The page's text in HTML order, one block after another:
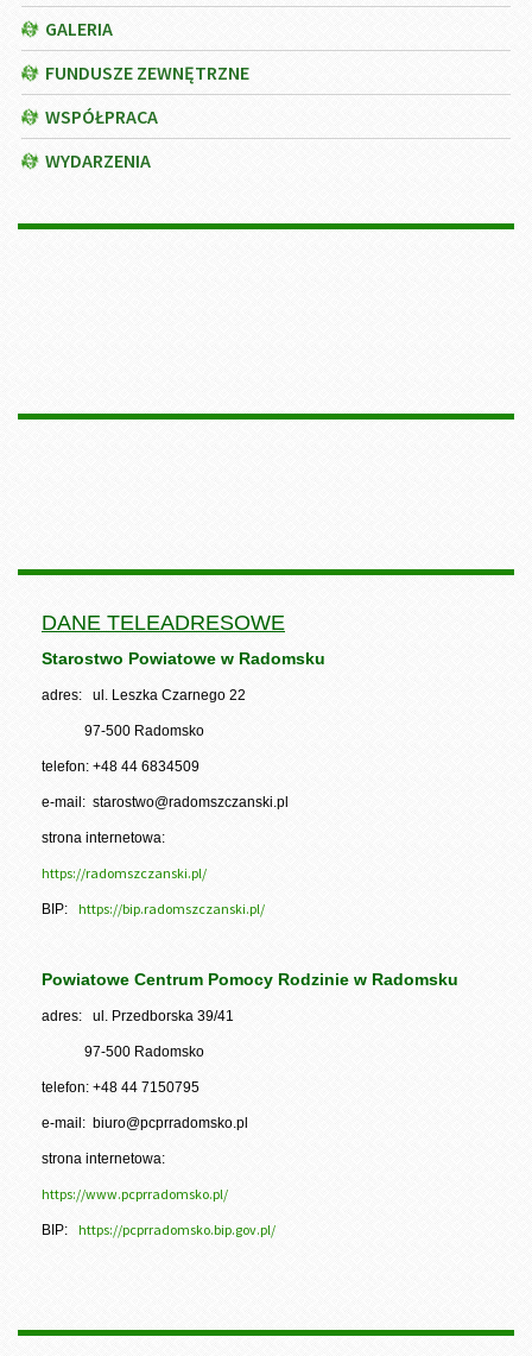
GALERIA
FUNDUSZE ZEWNĘTRZNE
WSPÓŁPRACA
WYDARZENIA
DANE TELEADRESOWE
Starostwo Powiatowe w Radomsku
adres: ul. Leszka Czarnego 22
97-500 Radomsko
telefon: +48 44 6834509
e-mail: starostwo@radomszczanski.pl
strona internetowa:
https://radomszczanski.pl/
BIP: https://bip.radomszczanski.pl/
Powiatowe Centrum Pomocy Rodzinie w Radomsku
adres: ul. Przedborska 39/41
97-500 Radomsko
telefon: +48 44 7150795
e-mail: biuro@pcprradomsko.pl
strona internetowa:
https://www.pcprradomsko.pl/
BIP: https://pcprradomsko.bip.gov.pl/